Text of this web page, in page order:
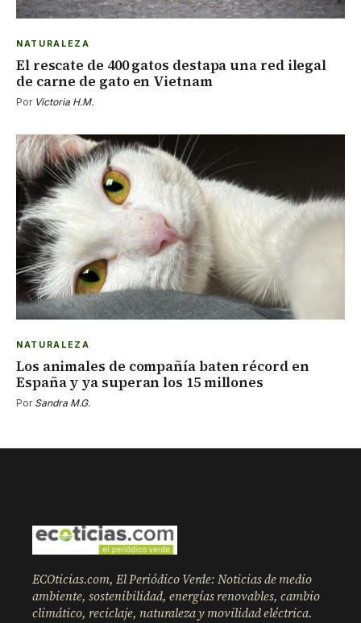
NATURALEZA
El rescate de 400 gatos destapa una red ilegal
de carne de gato en Vietnam
Por Victoria H.M.
NATURALEZA
Los animales de compañía baten récord en
España y ya superan los 15 millones
Por Sandra M.G.
ECOticias.com, El Periódico Verde: Noticias de medio
ambiente, sostenibilidad, energías renovables, cambio
climático, reciclaje, naturaleza y movilidad eléctrica.